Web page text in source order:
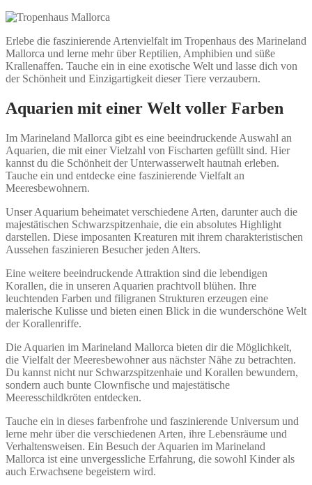
Erlebe die faszinierende Artenvielfalt im Tropenhaus des Marineland
Mallorca und lerne mehr über Reptilien, Amphibien und süße
Krallenaffen. Tauche ein in eine exotische Welt und lasse dich von
der Schönheit und Einzigartigkeit dieser Tiere verzaubern.
Aquarien mit einer Welt voller Farben
Im Marineland Mallorca gibt es eine beeindruckende Auswahl an
Aquarien, die mit einer Vielzahl von Fischarten gefüllt sind. Hier
kannst du die Schönheit der Unterwasserwelt hautnah erleben.
Tauche ein und entdecke eine faszinierende Vielfalt an
Meeresbewohnern.
Unser Aquarium beheimatet verschiedene Arten, darunter auch die
majestätischen Schwarzspitzenhaie, die ein absolutes Highlight
darstellen. Diese imposanten Kreaturen mit ihrem charakteristischen
Aussehen faszinieren Besucher jeden Alters.
Eine weitere beeindruckende Attraktion sind die lebendigen
Korallen, die in unseren Aquarien prachtvoll blühen. Ihre
leuchtenden Farben und filigranen Strukturen erzeugen eine
malerische Kulisse und bieten einen Blick in die wunderschöne Welt
der Korallenriffe.
Die Aquarien im Marineland Mallorca bieten dir die Möglichkeit,
die Vielfalt der Meeresbewohner aus nächster Nähe zu betrachten.
Du kannst nicht nur Schwarzspitzenhaie und Korallen bewundern,
sondern auch bunte Clownfische und majestätische
Meeresschildkröten entdecken.
Tauche ein in dieses farbenfrohe und faszinierende Universum und
lerne mehr über die verschiedenen Arten, ihre Lebensräume und
Verhaltensweisen. Ein Besuch der Aquarien im Marineland
Mallorca ist eine unvergessliche Erfahrung, die sowohl Kinder als
auch Erwachsene begeistern wird.